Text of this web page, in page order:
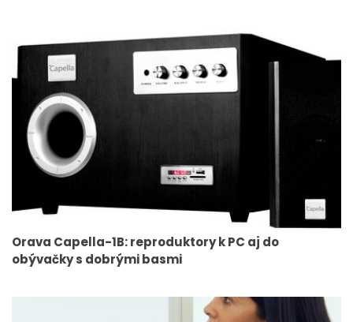
Orava Capella-1B: reproduktory k PC aj do
obývačky s dobrými basmi